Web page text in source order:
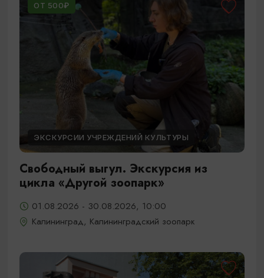
ОТ 500₽
ЭКСКУРСИИ УЧРЕЖДЕНИЙ КУЛЬТУРЫ
Свободный выгул. Экскурсия из
цикла «Другой зоопарк»
01.08.2026 - 30.08.2026, 10:00
Калининград, Калининградский зоопарк